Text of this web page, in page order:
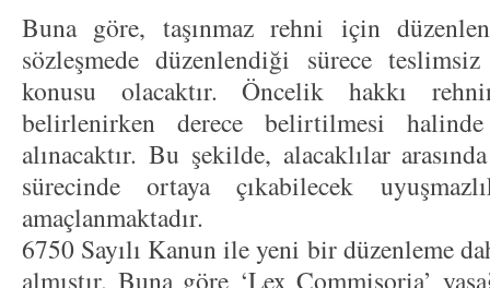
Buna göre, taşınmaz rehni için
sözleşmede düzenlendiği sürece
konusu olacaktır. Öncelik hakkı
belirlenirken derece belirtilmesi
alınacaktır. Bu şekilde, alacaklılar
sürecinde ortaya çıkabilecek
amaçlanmaktadır.
6750 Sayılı Kanun ile yeni bir düzenleme
almıştır. Buna göre ‘Lex Commisoria’